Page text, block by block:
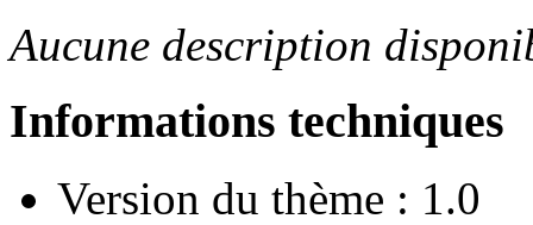
Aucune description
Informations techniques
Version du thème : 1.0